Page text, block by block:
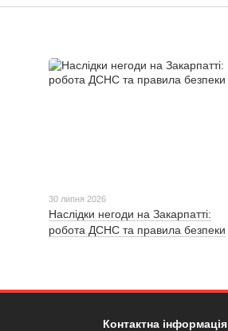
30 липня 2026
Наслідки негоди на Закарпатті:
робота ДСНС та правила безпеки
Контактна інформація